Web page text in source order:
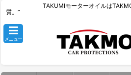
TAKUMIモーターオイルは
質
メニュー